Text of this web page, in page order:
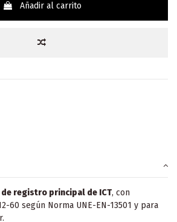
Añadir al carrito
registro principal de ICT, con
60 según Norma UNE-EN-13501 y para